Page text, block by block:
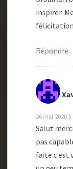
inspirer.
Répondre
26 mai 2020
Salut
pas
faite c est